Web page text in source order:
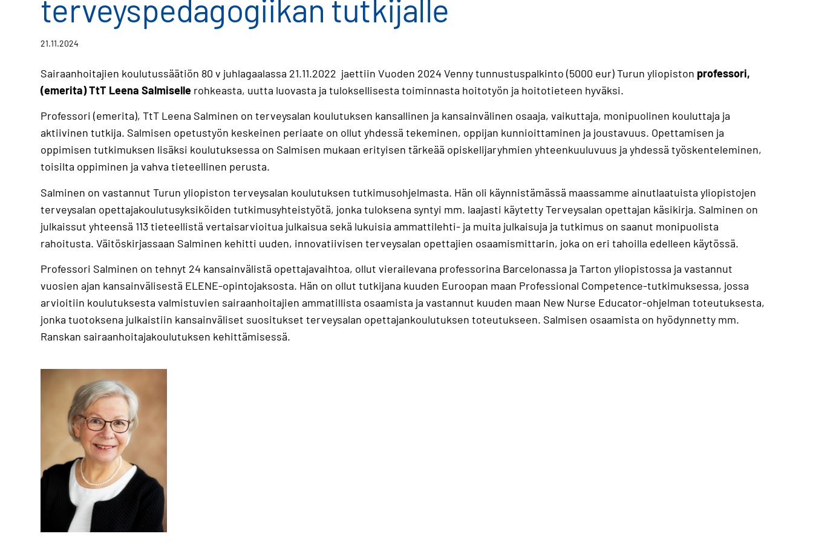
terveyspedagogiikan tutkijalle
21.11.2024
Sairaanhoitajien koulutussäätiön 80 v juhlagaalassa 21.11.2022 jaettiin Vuoden 2024 Venny tunnustuspalkinto (5000 eur) Turun yliopiston professori,
(emerita) TtT Leena Salmiselle rohkeasta, uutta luovasta ja tuloksellisesta toiminnasta hoitotyön ja hoitotieteen hyväksi.
Professori (emerita), TtT Leena Salminen on terveysalan koulutuksen kansallinen ja kansainvälinen osaaja, vaikuttaja, monipuolinen kouluttaja ja
aktiivinen tutkija. Salmisen opetustyön keskeinen periaate on ollut yhdessä tekeminen, oppijan kunnioittaminen ja joustavuus. Opettamisen ja
oppimisen tutkimuksen lisäksi koulutuksessa on Salmisen mukaan erityisen tärkeää opiskelijaryhmien yhteenkuuluvuus ja yhdessä työskenteleminen,
toisilta oppiminen ja vahva tieteellinen perusta.
Salminen on vastannut Turun yliopiston terveysalan koulutuksen tutkimusohjelmasta. Hän oli käynnistämässä maassamme ainutlaatuista yliopistojen
terveysalan opettajakoulutusyksiköiden tutkimusyhteistyötä, jonka tuloksena syntyi mm. laajasti käytetty Terveysalan opettajan käsikirja. Salminen on
julkaissut yhteensä 113 tieteellistä vertaisarvioitua julkaisua sekä lukuisia ammattilehti- ja muita julkaisuja ja tutkimus on saanut monipuolista
rahoitusta. Väitöskirjassaan Salminen kehitti uuden, innovatiivisen terveysalan opettajien osaamismittarin, joka on eri tahoilla edelleen käytössä.
Professori Salminen on tehnyt 24 kansainvälistä opettajavaihtoa, ollut vierailevana professorina Barcelonassa ja Tarton yliopistossa ja vastannut
vuosien ajan kansainvälisestä ELENE-opintojaksosta. Hän on ollut tutkijana kuuden Euroopan maan Professional Competence-tutkimuksessa, jossa
arvioitiin koulutuksesta valmistuvien sairaanhoitajien ammatillista osaamista ja vastannut kuuden maan New Nurse Educator-ohjelman toteutuksesta,
jonka tuotoksena julkaistiin kansainväliset suositukset terveysalan opettajankoulutuksen toteutukseen. Salmisen osaamista on hyödynnetty mm.
Ranskan sairaanhoitajakoulutuksen kehittämisessä.